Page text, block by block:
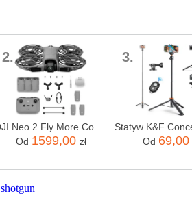
2.
DJI Neo 2 Fly More Combo (RC-N3)
Od 1599,00 zł
3.
Od 69,00
shotgun